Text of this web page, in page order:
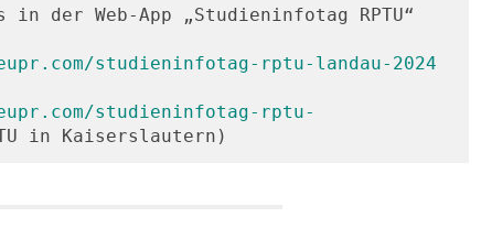
der Web-App „Studieninfotag RPTU“
studieninfotag-rptu-landau-2024
studieninfotag-rptu-
in Kaiserslautern)